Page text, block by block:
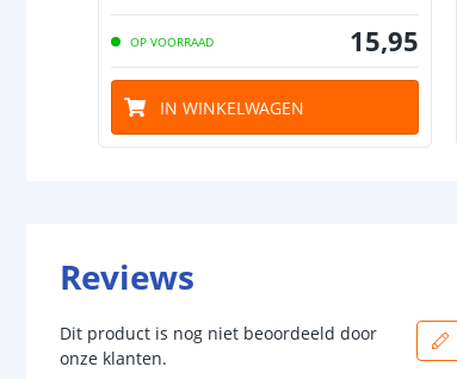
OP VOORRAAD 15,95
IN WINKELWAGEN
Reviews
Dit product is nog niet beoordeeld door
onze klanten.